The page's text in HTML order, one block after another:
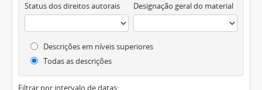
Status dos direitos autorais Designação geral do material
Descrições em níveis superiores
Todas as descrições
Filtrar por intervalo de datas: